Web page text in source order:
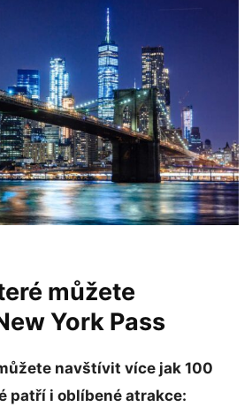
můžete
York Pass
navštívit více jak 100
patří i oblíbené atrakce: